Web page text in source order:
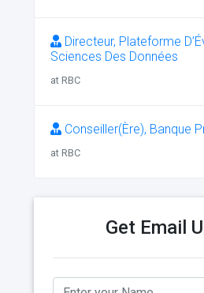
Directeur, Plateforme
Sciences Des Données
at RBC
Conseiller(Ère), Banque
at RBC
Get Email